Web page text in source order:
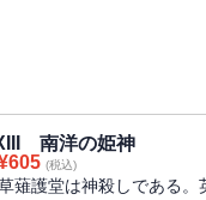
南洋の姫神
605 (税込)
薙護堂は神殺しである